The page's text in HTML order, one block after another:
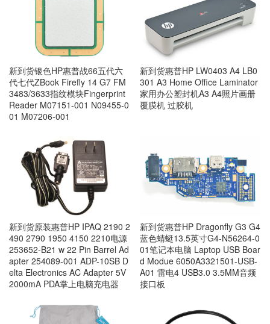
新到货银色HP惠普战66五代六
代七代ZBook Firefly 14 G7 FM
3483/3633指纹模块Fingerprint
Reader M07151-001 N09455-0
01 M07206-001
新到货惠普HP LW0403 A4 LB0
301 A3 Home Office Laminator
家用办公塑封机A3 A4照片画册
覆膜机 过胶机
新到货原装惠普HP IPAQ 2190 2
490 2790 1950 4150 2210电源
253652-B21 w 22 Pin Barrel Ad
apter 254089-001 ADP-10SB D
elta Electronics AC Adapter 5V
2000mA PDA掌上电脑充电器
新到货惠普HP Dragonfly G3 G4
蓝色蜻蜓13.5英寸G4-N56264-0
01笔记本电脑 Laptop USB Boar
d Modue 6050A3321501-USB-
A01 雷电4 USB3.0 3.5MM音频
接口板